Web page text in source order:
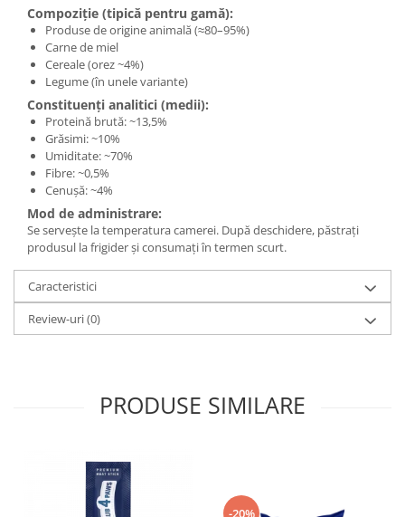
Compoziție (tipică pentru gamă):
Produse de origine animală (≈80–95%)
Carne de miel
Cereale (orez ~4%)
Legume (în unele variante)
Constituenți analitici (medii):
Proteină brută: ~13,5%
Grăsimi: ~10%
Umiditate: ~70%
Fibre: ~0,5%
Cenușă: ~4%
Mod de administrare:
Se servește la temperatura camerei. După deschidere, păstrați
produsul la frigider și consumați în termen scurt.
Caracteristici
Review-uri(0)
PRODUSE SIMILARE
-20%